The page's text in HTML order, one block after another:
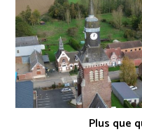
Plus que